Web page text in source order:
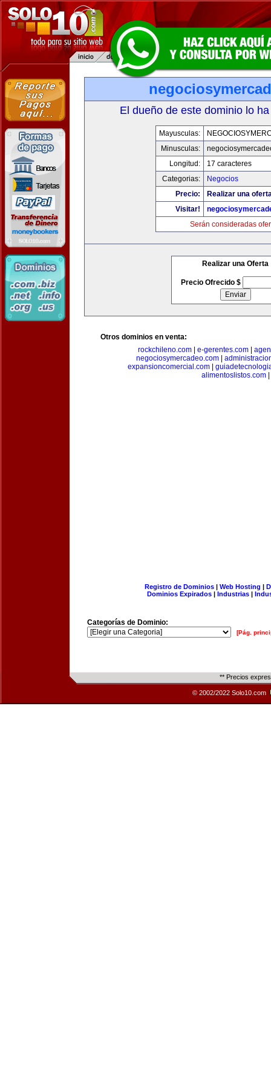
El dueño de este dominio lo
Mayusculas:
Minusculas:
Longitud:
17 caracteres
Categorias:
Negocios
Precio:
Realizar una
Visitar!
Serán consideradas
Realizar una Oferta
Precio Ofrecido $
Otros dominios en venta:
rockchileno.com| e-gerentes.com|
negociosymercadeo.com|
expansioncomercial.com|
alimentoslistos.com|
Registro de Dominios| Web Hosting |
Dominios Expirados | Industrias |
Categorías de Dominio:
[Pág.
** Precios
© 2002/2022 Solo10.com